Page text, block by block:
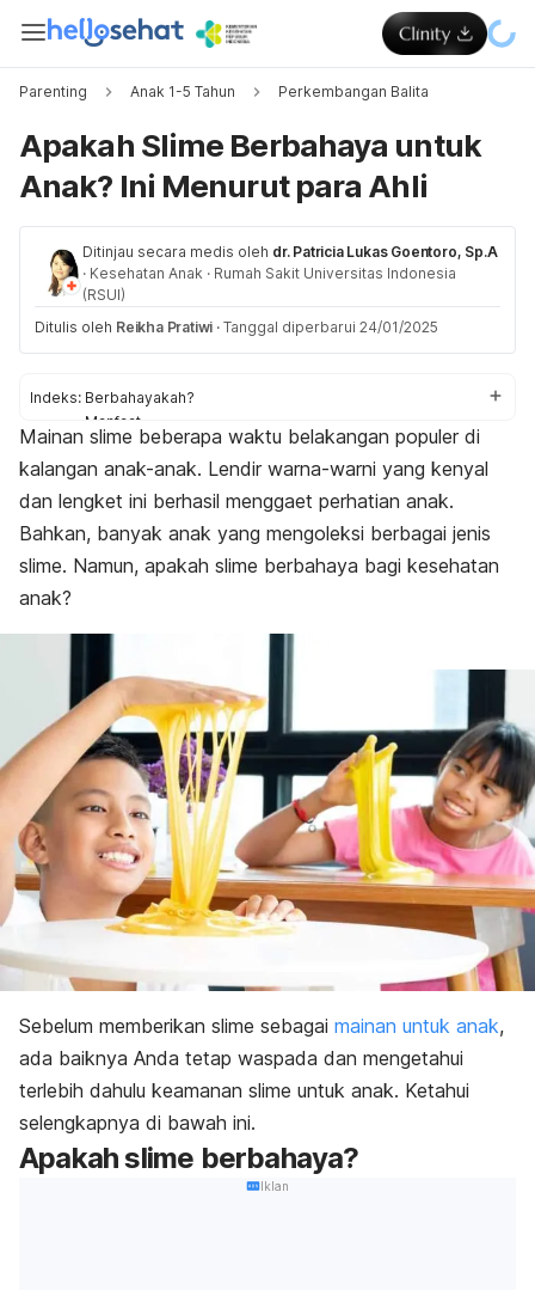
Parenting Anak 1-5 Tahun Perkembangan Balita
Apakah Slime Berbahaya untuk
Anak? Ini Menurut para Ahli
Ditinjau secara medis oleh dr. Patricia Lukas Goentoro, Sp.A
· Kesehatan Anak · Rumah Sakit Universitas Indonesia
(RSUI)
Ditulis oleh Reikha Pratiwi · Tanggal diperbarui 24/01/2025
Indeks: Berbahayakah?
Manfaat
Cara aman
Mainan slime beberapa waktu belakangan populer di
kalangan anak-anak. Lendir warna-warni yang kenyal
dan lengket ini berhasil menggaet perhatian anak.
Bahkan, banyak anak yang mengoleksi berbagai jenis
slime. Namun, apakah slime berbahaya bagi kesehatan
anak?
Sebelum memberikan slime sebagai mainan untuk anak,
ada baiknya Anda tetap waspada dan mengetahui
terlebih dahulu keamanan slime untuk anak. Ketahui
selengkapnya di bawah ini.
Apakahslime berbahaya?
Iklan